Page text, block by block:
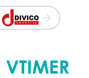
VTIMER